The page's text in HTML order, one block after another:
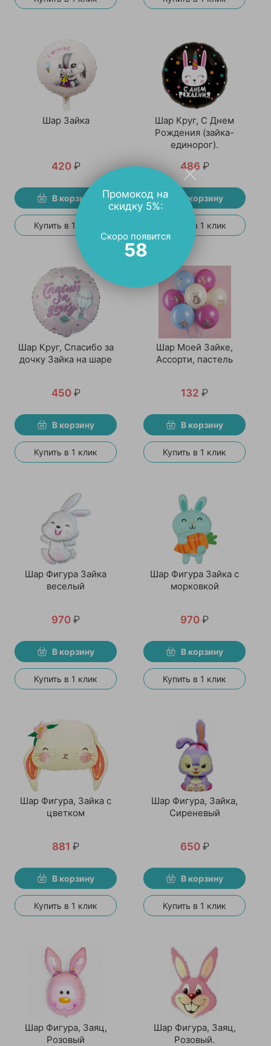
Шар Зайка
420 ₽
В корзину
Купить в 1 клик
Шар Круг, С Днем
Рождения (зайка-
единорог).
486 ₽
В корзину
Купить в 1 клик
Шар Круг, Спасибо за
дочку Зайка на шаре
450 ₽
В корзину
Купить в 1 клик
Шар Моей Зайке,
Ассорти, пастель
132 ₽
В корзину
Купить в 1 клик
Шар Фигура Зайка
веселый
970 ₽
В корзину
Купить в 1 клик
Шар Фигура Зайка с
морковкой
970 ₽
В корзину
Купить в 1 клик
Шар Фигура, Зайка с
цветком
881 ₽
В корзину
Купить в 1 клик
Шар Фигура, Зайка,
Сиреневый
650 ₽
В корзину
Купить в 1 клик
Шар Фигура, Заяц,
Розовый
Шар Фигура, Заяц,
Розовый.
Промокод на
скидку 5%:
Скоро появится
57